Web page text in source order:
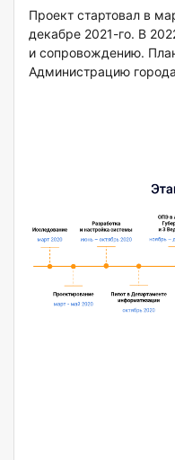
Проект стартовал в
декабре 2021-го. В
и сопровождению.
Администрацию